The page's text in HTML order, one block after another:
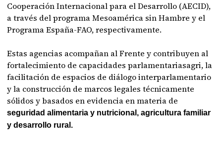
Cooperación Internacional para el Desarrollo (AECID),
a través del programa Mesoamérica sin Hambre y el
Programa España-FAO, respectivamente.
Estas agencias acompañan al Frente y contribuyen al
fortalecimiento de capacidades parlamentariasagri, la
facilitación de espacios de diálogo interparlamentario
y la construcción de marcos legales técnicamente
sólidos y basados en evidencia en materia de
seguridad alimentaria y nutricional, agricultura familiar
y desarrollo rural.